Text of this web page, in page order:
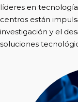
líderes en
centros están
investigación y el
soluciones